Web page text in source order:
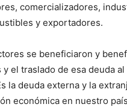
comercializadores,
y exportadores.
se beneficiaron y
y el traslado de esa deuda
la deuda externa y la
económica en nuestro